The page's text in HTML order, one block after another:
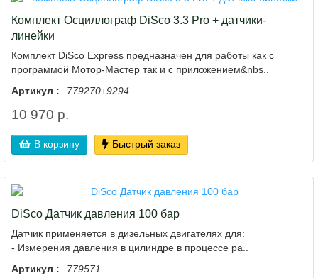
Комплект Осциллограф DiSco 3.3 Pro + датчики-
линейки
Комплект DiSco Express предназначен для работы как с
программой Мотор-Мастер так и с приложением&nbs..
Артикул :
779270+9294
10 970 р.
В корзину Быстрый заказ
DiSco Датчик давления 100 бар
Датчик применяется в дизельных двигателях для:
- Измерения давления в цилиндре в процессе ра..
Артикул :
779571